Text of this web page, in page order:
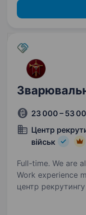
23 000 – 53
Центр
військ
Full-time. We are
Work experience more
центр
цивільним